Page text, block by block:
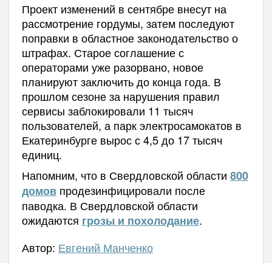
Проект изменений в сентябре внесут на
рассмотрение гордумы, затем последуют
поправки в областное законодательство о
штрафах. Старое соглашение с
операторами уже разорвано, новое
планируют заключить до конца года. В
прошлом сезоне за нарушения правил
сервисы заблокировали 11 тысяч
пользователей, а парк электросамокатов в
Екатеринбурге вырос с 4,5 до 17 тысяч
единиц.
Напомним, что в Свердловской области 800
домовпродезинфицировали после
паводка. В Свердловской области
ожидаются грозы и похолодание.
Автор: Евгений Манченко